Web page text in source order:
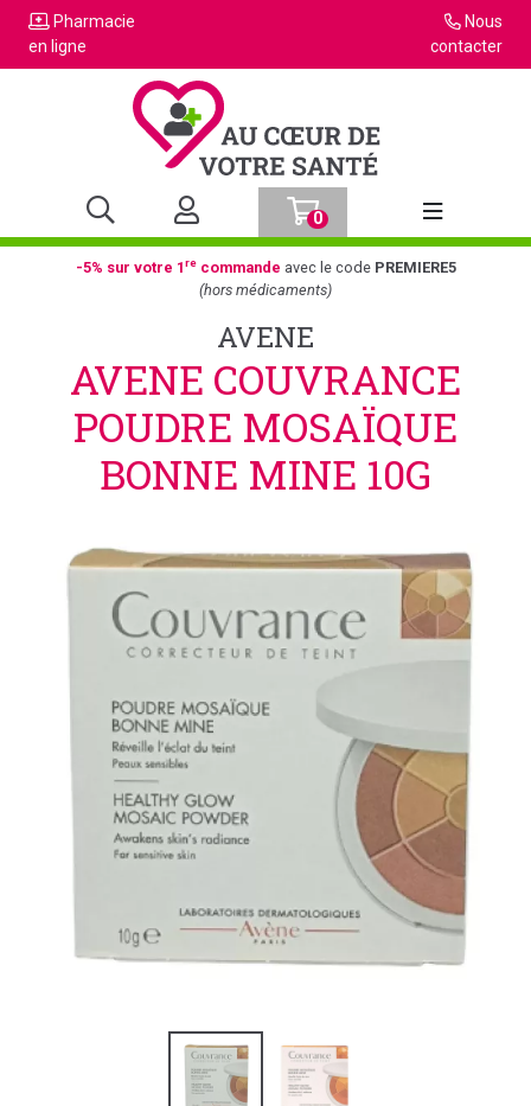
Pharmacie
en ligne
Nous
contacter
0
Afficher la
-5% sur votre 1recommande avec le code PREMIERE5
(hors médicaments)
AVENE
AVENE COUVRANCE
POUDRE MOSAÏQUE
BONNE MINE 10G